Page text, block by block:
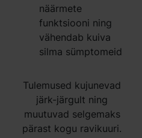
näärmete
funktsiooni ning
vähendab kuiva
silma sümptomeid
Tulemused kujunevad
järk-järgult ning
muutuvad selgemaks
pärast kogu ravikuuri.